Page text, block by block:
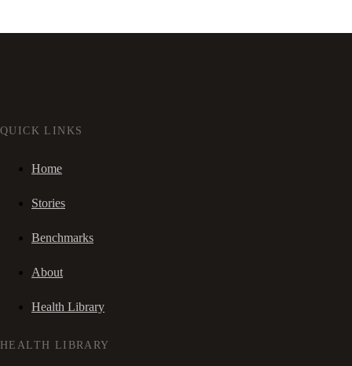
QUICK LINKS
Home
Stories
Benchmarks
About
Health Library
HEALTH LIBRARY